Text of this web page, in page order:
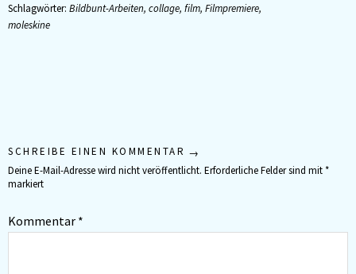
Schlagwörter: Bildbunt-Arbeiten, collage, film, Filmpremiere,
moleskine
SCHREIBE EINEN KOMMENTAR
Deine E-Mail-Adresse wird nicht veröffentlicht. Erforderliche Felder sind mit*
markiert
Kommentar *